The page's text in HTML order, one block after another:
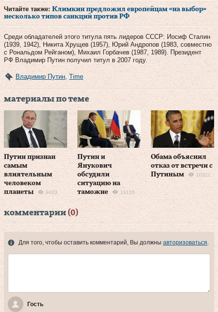
Читайте также: Климкин предложил европейцам «на выбор»
несколько типов санкций против РФ
Среди обладателей этого титула пять лидеров СССР: Иосиф Сталин
(1939, 1942), Никита Хрущев (1957), Юрий Андропов (1983, совместно
с Рональдом Рейганом), Михаил Горбачев (1987, 1989). Президент
РФ Владимир Путин получил титул в 2007 году.
Владимир Путин Time
материалы по теме
Путин признан
самым
влиятельным
человеком
планеты
9423
Путин и
Янукович
обсудили
ситуацию на
таможне
19155
Обама объяснил
отказ от встречи с
Путиным
10321
комментарии (0)
Для того, чтобы оставить комментарий, Вы должны авторизоваться.
Гость